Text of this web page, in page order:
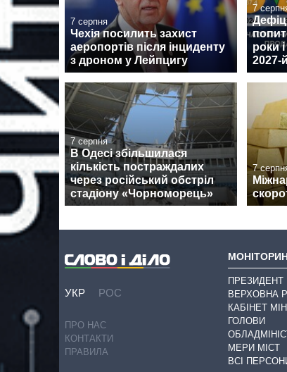
7 серпня
Чехія посилить захист
аеропортів після інциденту
з дроном у Лейпцигу
7
попит
роки
2027-й
7 серпня
В Одесі збільшилася
кількість постраждалих
через російський обстріл
стадіону «Чорноморець»
7
УКР РОС
ПРО НАС
КОНТАКТИ
ПРАВИЛА
ПРЕЗИДЕНТ
ВЕРХОВНА
КАБІНЕТ
ГОЛОВИ
МЕРИ МІСТ
ВСІ